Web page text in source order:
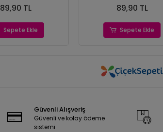
89,90 TL
Sepete Ekle
89,90 TL
Sepete Ekle
Güvenli Alışveriş
Güvenli ve kolay ödeme
sistemi